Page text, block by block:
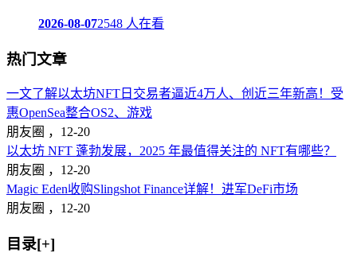
2026-08-072548 人在看
热门文章
一文了解以太坊NFT日交易者逼近4万人、创近三年新高！受
惠OpenSea整合OS2、游戏
朋友圈 ， 12-20
以太坊 NFT 蓬勃发展，2025 年最值得关注的 NFT有哪些？
朋友圈 ， 12-20
Magic Eden收购Slingshot Finance详解！进军DeFi市场
朋友圈 ， 12-20
目录[+]